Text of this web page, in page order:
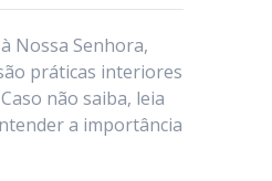
Nossa Senhora,
práticas interiores
não saiba, leia
a importância